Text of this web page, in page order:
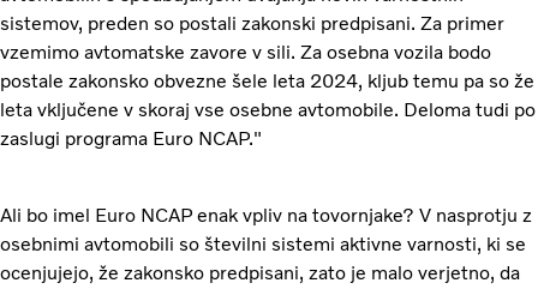
sistemov, preden so postali zakonski predpisani. Za primer
vzemimo avtomatske zavore v sili. Za osebna vozila bodo
postale zakonsko obvezne šele leta 2024, kljub temu pa so že
leta vključene v skoraj vse osebne avtomobile. Deloma tudi po
zaslugi programa Euro NCAP."
Ali bo imel Euro NCAP enak vpliv na tovornjake? V nasprotju z
osebnimi avtomobili so številni sistemi aktivne varnosti, ki se
ocenjujejo, že zakonsko predpisani, zato je malo verjetno, da